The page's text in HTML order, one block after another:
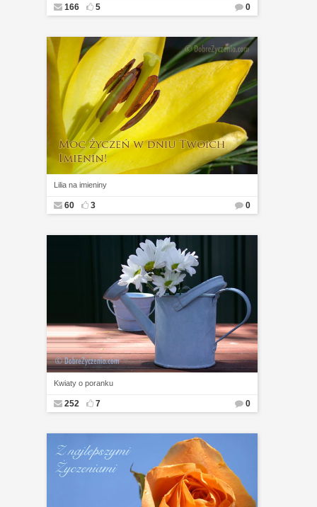
166 5 0
Lilia na imieniny
60 3 0
Kwiaty o poranku
252 7 0